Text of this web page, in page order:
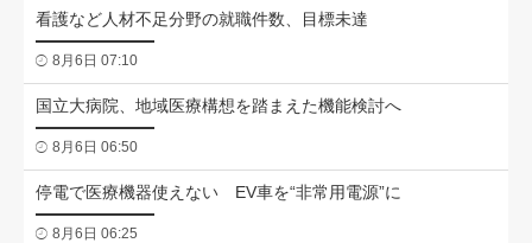
看護など人材不足分野の就職件数、目標未達
8月6日 07:10
国立大病院、地域医療構想を踏まえた機能検討へ
8月6日 06:50
停電で医療機器使えない EV車を“非常用電源”に
8月6日 06:25